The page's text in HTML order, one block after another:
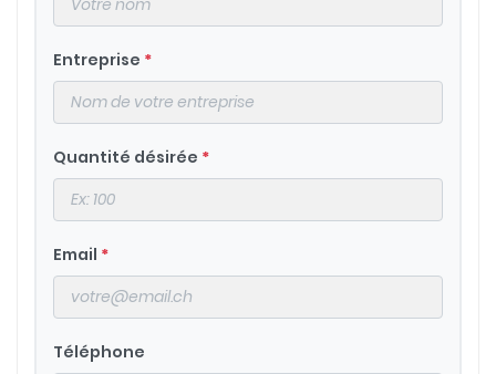
Entreprise *
Quantité désirée *
Email *
Téléphone